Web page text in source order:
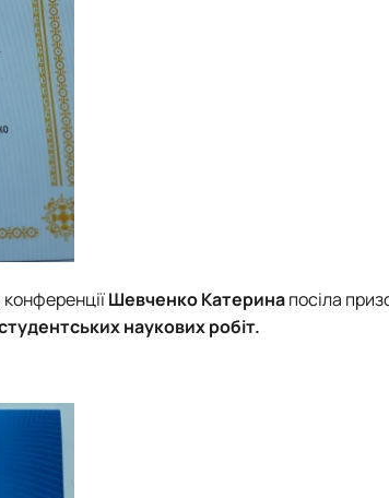
Шевченко Катеринапосіла
наукових робіт.